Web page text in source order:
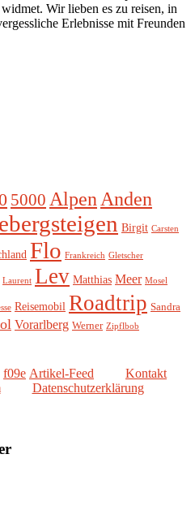
Wir lieben es zu reisen, in
Erlebnisse mit Freunden
5000 Alpen Anden
Birgit Carsten
Flo Frankreich Gletscher
Laurent Lev Matthias Meer Mosel
Reisemobil Roadtrip Sandra
Vorarlberg Werner Zipflbob
Artikel-Feed
Kontakt
Datenschutzerklärung